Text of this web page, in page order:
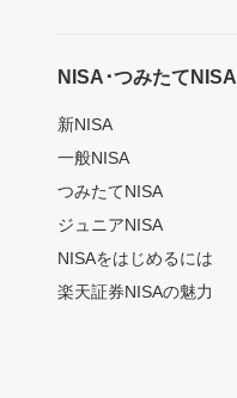
NISA･つみたてNISA
新NISA
一般NISA
つみたてNISA
ジュニアNISA
NISAをはじめるには
楽天証券NISAの魅力